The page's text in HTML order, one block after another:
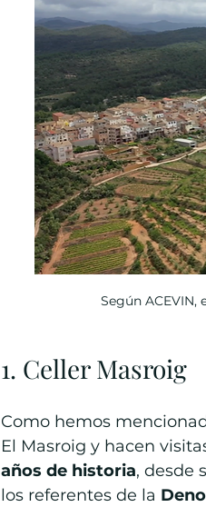
Según
1. Celler Masroig
Como hemos
El Masroig y hacen
años de historia, desde
los referentes de la